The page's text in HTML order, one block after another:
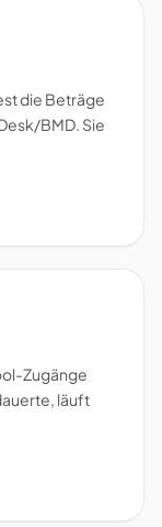
die Beträge
BMD. Sie
Zugänge
läuft